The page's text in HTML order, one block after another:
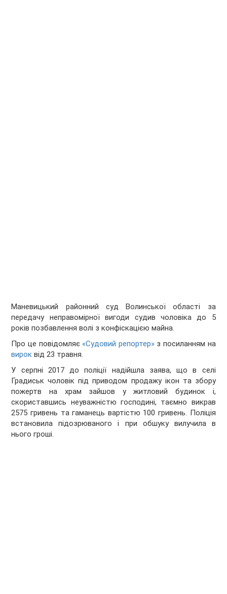
Маневицький районний суд Волинської області за
передачу неправомірної вигоди судив чоловіка до 5
років позбавлення волі з конфіскацією майна.
Про це повідомляє «Судовий репортер»з посиланням на
вирок від 23 травня.
У серпні 2017 до поліції надійшла заява, що в селі
Градиськ чоловік під приводом продажу ікон та збору
пожертв на храм зайшов у житловий будинок і,
скориставшись неуважністю господині, таємно викрав
2575 гривень та гаманець вартістю 100 гривень. Поліція
встановила підозрюваного і при обшуку вилучила в
нього гроші.